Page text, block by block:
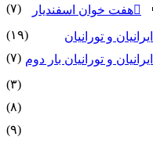
هفت خوان اسفندیار
(۷)
و تورانیان
(۱۹)
و تورانیان بار دوم (۷)
(۳)
(۸)
(۹)